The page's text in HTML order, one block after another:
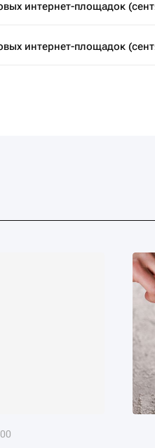
интернет-площадок
интернет-площадок